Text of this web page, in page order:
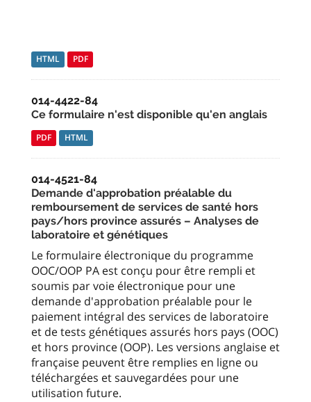
HTML PDF
014-4422-84
Ce formulaire n'est disponible qu'en anglais
PDF HTML
014-4521-84
Demande d'approbation préalable du
remboursement de services de santé hors
pays/hors province assurés – Analyses de
laboratoire et génétiques
Le formulaire électronique du programme
OOC/OOP PA est conçu pour être rempli et
soumis par voie électronique pour une
demande d'approbation préalable pour le
paiement intégral des services de laboratoire
et de tests génétiques assurés hors pays (OOC)
et hors province (OOP). Les versions anglaise et
française peuvent être remplies en ligne ou
téléchargées et sauvegardées pour une
utilisation future.